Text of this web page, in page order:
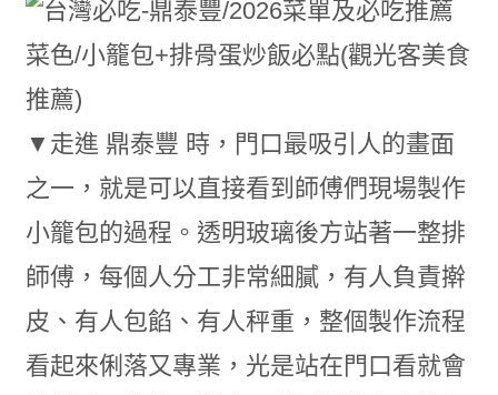
▼走進 鼎泰豐 時，門口最吸引人的畫面
之一，就是可以直接看到師傅們現場製作
小籠包的過程。透明玻璃後方站著一整排
師傅，每個人分工非常細膩，有人負責擀
皮、有人包餡、有人秤重，整個製作流程
看起來俐落又專業，光是站在門口看就會